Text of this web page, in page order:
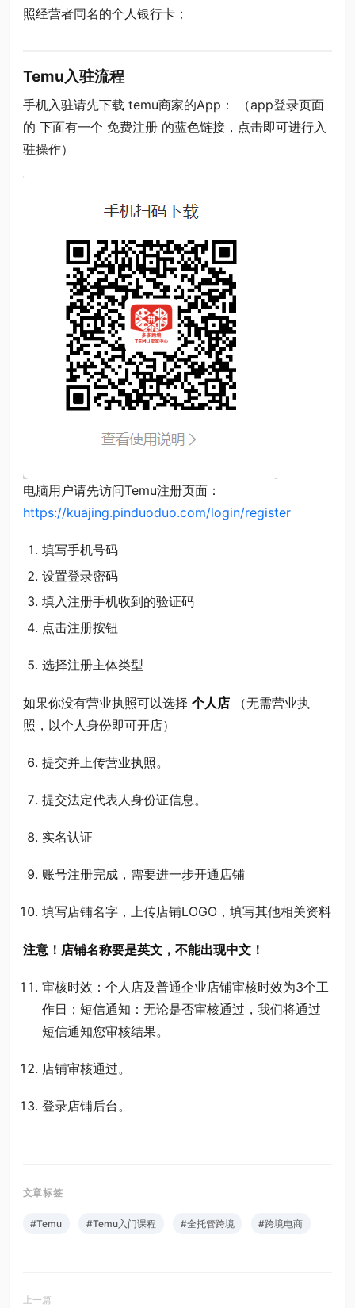
照经营者同名的个人银行卡；
Temu入驻流程
手机入驻请先下载 temu商家的App： （app登录页面
的 下面有一个 免费注册 的蓝色链接，点击即可进行入
驻操作）
电脑用户请先访问Temu注册页面：
https://kuajing.pinduoduo.com/login/register
填写手机号码
设置登录密码
填入注册手机收到的验证码
点击注册按钮
选择注册主体类型
如果你没有营业执照可以选择 个人店（无需营业执
照，以个人身份即可开店）
提交并上传营业执照。
提交法定代表人身份证信息。
实名认证
账号注册完成，需要进一步开通店铺
填写店铺名字，上传店铺LOGO，填写其他相关资料
注意！店铺名称要是英文，不能出现中文！
审核时效：个人店及普通企业店铺审核时效为3个工
作日；短信通知：无论是否审核通过，我们将通过
短信通知您审核结果。
店铺审核通过。
登录店铺后台。
#Temu #Temu入门课程 #全托管跨境 #跨境电商